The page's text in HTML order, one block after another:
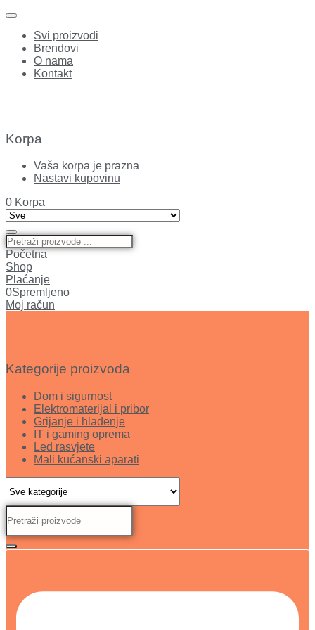
Svi proizvodi
Brendovi
O nama
Kontakt
Korpa
Vaša korpa je prazna
Nastavi kupovinu
0 Korpa
Početna
Shop
Plaćanje
0Spremljeno
Moj račun
Kategorije proizvoda
Dom i sigurnost
Elektromaterijal i pribor
Grijanje i hlađenje
IT i gaming oprema
Led rasvjete
Mali kućanski aparati